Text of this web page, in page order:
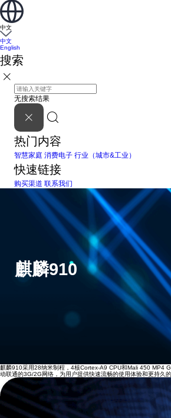
中文
中文
English
搜索
无搜索结果
热门内容
智慧家庭 消费电子 行业（城市&工业）
快速链接
购买渠道 联系我们
麒麟910
麒麟910采用28纳米制程，4核Cortex-A9 CPU和Mali 450 MP4
动联通的3G/2G网络，为用户提供快速流畅的使用体验和更持久的